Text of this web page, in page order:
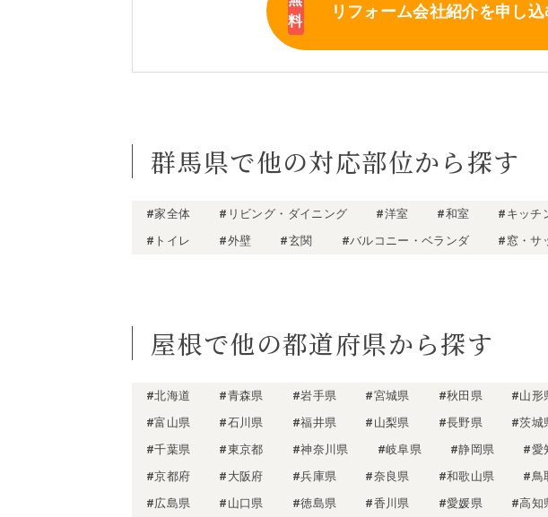
リフォーム会社紹介を申し込
群馬県で他の対応部位から探す
#家全体 #リビング・ダイニング #洋室 #和室 #キッチ
#トイレ
#外壁 #玄関 #バルコニー・ベランダ #窓・サ
屋根で他の都道府県から探す
#北海道 #青森県 #岩手県 #宮城県 #秋田県 #山形
#富山県
#石川県 #福井県 #山梨県 #長野県 #茨城
#千葉県
#東京都 #神奈川県 #岐阜県 #静岡県 #愛
#京都府
#大阪府 #兵庫県 #奈良県 #和歌山県 #鳥
#広島県
#山口県 #徳島県 #香川県 #愛媛県 #高知